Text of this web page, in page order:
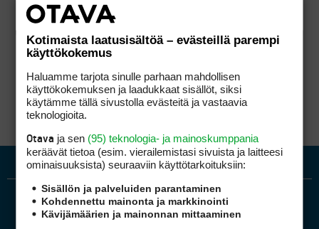
Kotimaista laatusisältöä – evästeillä parempi
käyttökokemus
Haluamme tarjota sinulle parhaan mahdollisen
käyttökokemuksen ja laadukkaat sisällöt, siksi
käytämme tällä sivustolla evästeitä ja vastaavia
teknologioita.
Otava ja sen (95) teknologia- ja mainoskumppania
keräävät tietoa (esim. vierailemis­tasi sivuista ja laitteesi
ominaisuuk­sista) seuraaviin käyttötarkoituksiin:
Sisällön ja palveluiden parantaminen
Kohdennettu mainonta ja markkinointi
Kävijämäärien ja mainonnan mittaaminen